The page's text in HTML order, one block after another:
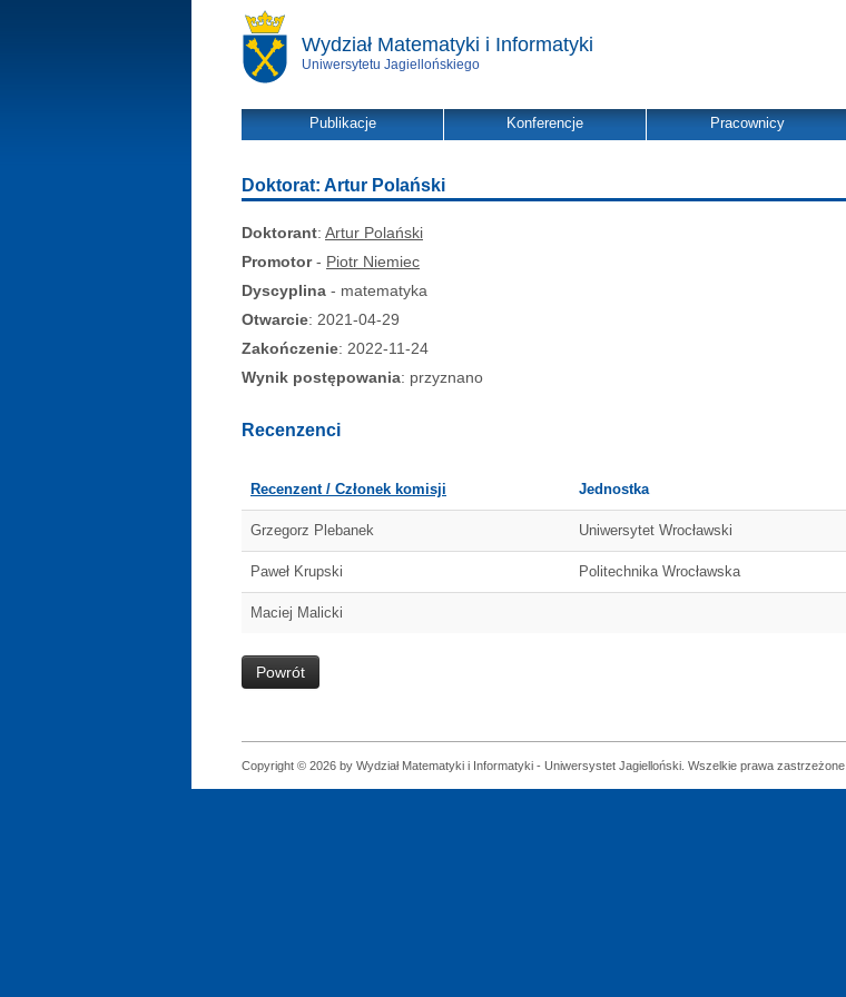
Wydział Matematyki i Informatyki
Uniwersytetu Jagiellońskiego
Publikacje Konferencje Pracownicy
Doktorat: Artur Polański
Doktorant: Artur Polański
Promotor- Piotr Niemiec
Dyscyplina - matematyka
Otwarcie: 2021-04-29
Zakończenie: 2022-11-24
Wynik postępowania: przyznano
Recenzenci
Recenzent / Członek komisji Jednostka
Grzegorz Plebanek Uniwersytet Wrocławski
Paweł Krupski Politechnika Wrocławska
Maciej Malicki
Powrót
Copyright © 2026 by Wydział Matematyki i Informatyki - Uniwersystet Jagielloński. Wszelkie prawa zastrzeżone.